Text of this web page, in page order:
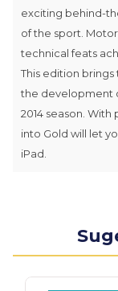
exciting behind-
of the sport.
technical feats
This edition
the development
2014 season. With
into Gold will let
iPad.